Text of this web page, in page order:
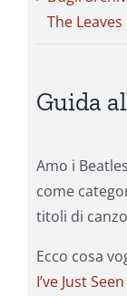
The Leaves
Guida
Amo i
come
titoli di
Ecco cosa
I’ve Just